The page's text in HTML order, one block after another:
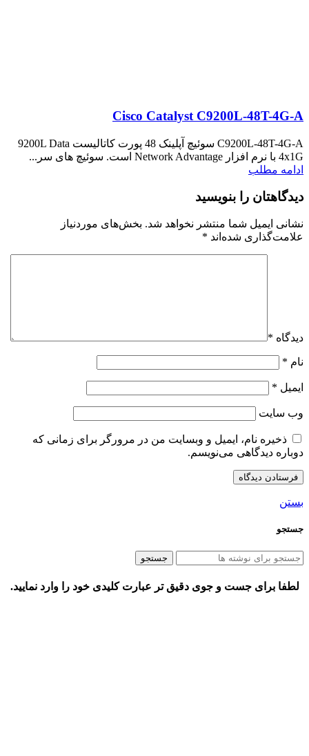
Cisco Catalyst C9200L-48T-4G-A
C9200L-48T-4G-A سوئیچ آپلینک 48 پورت کاتالیست 9200L Data
4x1G با نرم افزار Network Advantage است. سوئیچ های سر...
ادامه مطلب
دیدگاهتان را بنویسید
نشانی ایمیل شما منتشر نخواهد شد. بخش‌های موردنیاز
علامت‌گذاری شده‌اند *
دیدگاه *
نام *
ایمیل *
وب‌ سایت
ذخیره نام، ایمیل و وبسایت من در مرورگر برای زمانی که
دوباره دیدگاهی می‌نویسم.
بستن
جستجو
جستجو
لطفا برای جست و جوی دقیق تر عبارت کلیدی خود را وارد نمایید.